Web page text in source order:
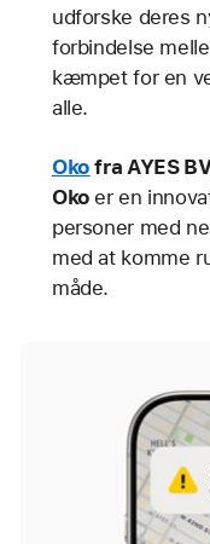
udforske deres
forbindelse
kæmpet for en
alle.
Oko fra AYES
Oko er en
personer med
med at komme
måde.